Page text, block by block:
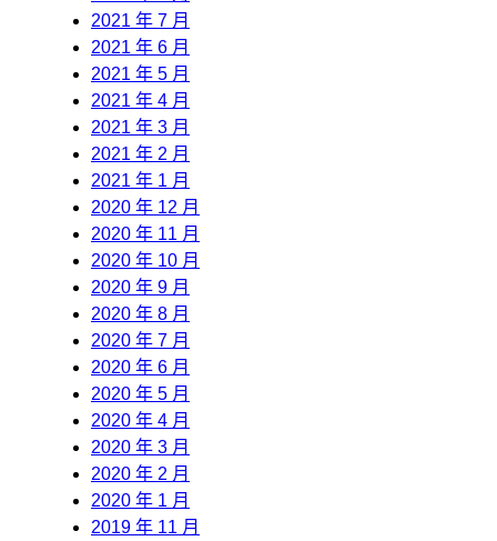
2021 年 7 月
2021 年 6 月
2021 年 5 月
2021 年 4 月
2021 年 3 月
2021 年 2 月
2021 年 1 月
2020 年 12 月
2020 年 11 月
2020 年 10 月
2020 年 9 月
2020 年 8 月
2020 年 7 月
2020 年 6 月
2020 年 5 月
2020 年 4 月
2020 年 3 月
2020 年 2 月
2020 年 1 月
2019 年 11 月